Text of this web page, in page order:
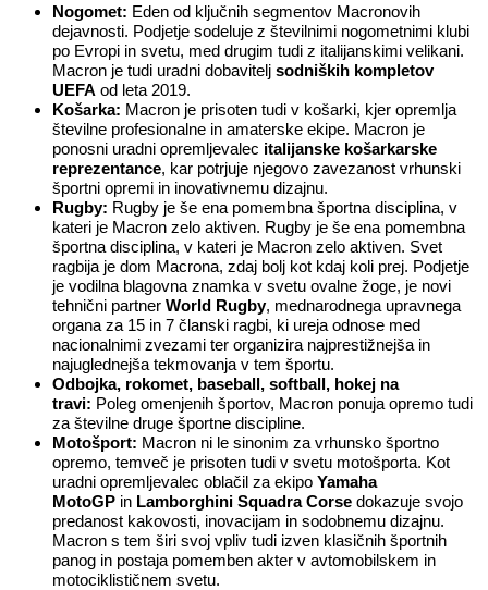
Nogomet: Eden od ključnih segmentov Macronovih
dejavnosti. Podjetje sodeluje z številnimi nogometnimi klubi
po Evropi in svetu, med drugim tudi z italijanskimi velikani.
Macron je tudi uradni dobavitelj sodniških kompletov
UEFA od leta 2019.
Košarka: Macron je prisoten tudi v košarki, kjer opremlja
številne profesionalne in amaterske ekipe. Macron je
ponosni uradni opremljevalec italijanske košarkarske
reprezentance, kar potrjuje njegovo zavezanost vrhunski
športni opremi in inovativnemu dizajnu.
Rugby: Rugby je še ena pomembna športna disciplina, v
kateri je Macron zelo aktiven. Rugby je še ena pomembna
športna disciplina, v kateri je Macron zelo aktiven. Svet
ragbija je dom Macrona, zdaj bolj kot kdaj koli prej. Podjetje
je vodilna blagovna znamka v svetu ovalne žoge, je novi
tehnični partner World Rugby, mednarodnega upravnega
organa za 15 in 7 članski ragbi, ki ureja odnose med
nacionalnimi zvezami ter organizira najprestižnejša in
najuglednejša tekmovanja v tem športu.
Odbojka, rokomet, baseball, softball, hokej na
travi: Poleg omenjenih športov, Macron ponuja opremo tudi
za številne druge športne discipline.
Motošport: Macron ni le sinonim za vrhunsko športno
opremo, temveč je prisoten tudi v svetu motošporta. Kot
uradni opremljevalec oblačil za ekipo Yamaha
MotoGP in Lamborghini Squadra Corse dokazuje svojo
predanost kakovosti, inovacijam in sodobnemu dizajnu.
Macron s tem širi svoj vpliv tudi izven klasičnih športnih
panog in postaja pomemben akter v avtomobilskem in
motociklističnem svetu.